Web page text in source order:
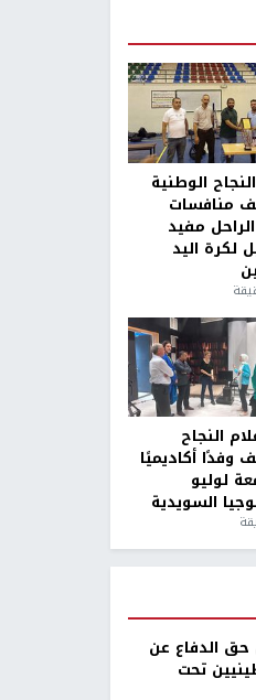
الوطنية
منافسات
مفيد
لكرة اليد
النجاح
وفدًا أكاديميًا
لوليو
السويدية
الدفاع عن
تحت